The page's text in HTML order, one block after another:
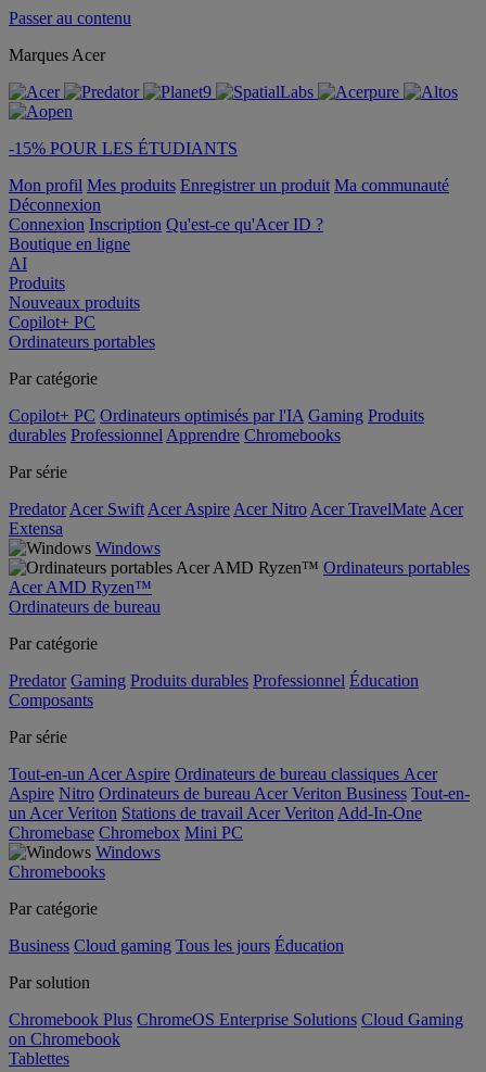
Passer au contenu
Marques Acer
-15% POUR LES ÉTUDIANTS
Mon profil Mes produits Enregistrer un produit Ma communauté
Déconnexion
Connexion Inscription Qu'est-ce qu'Acer ID ?
Boutique en ligne
AI
Produits
Nouveaux produits
Copilot+ PC
Ordinateurs portables
Par catégorie
Copilot+ PC Ordinateurs optimisés par l'IA Gaming Produits
durables Professionnel Apprendre Chromebooks
Par série
Predator Acer Swift Acer Aspire Acer Nitro Acer TravelMate Acer
Extensa
Windows
Ordinateurs portables
Acer AMD Ryzen™
Ordinateurs de bureau
Par catégorie
Predator Gaming Produits durables Professionnel Éducation
Composants
Par série
Tout-en-un Acer Aspire Ordinateurs de bureau classiques Acer
Aspire Nitro Ordinateurs de bureau Acer Veriton Business Tout-en-
un Acer Veriton Stations de travail Acer Veriton Add-In-One
Chromebase Chromebox Mini PC
Windows
Chromebooks
Par catégorie
Business Cloud gaming Tous les jours Éducation
Par solution
Chromebook Plus ChromeOS Enterprise Solutions Cloud Gaming
on Chromebook
Tablettes